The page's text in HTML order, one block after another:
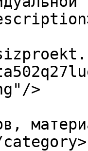
>
category>